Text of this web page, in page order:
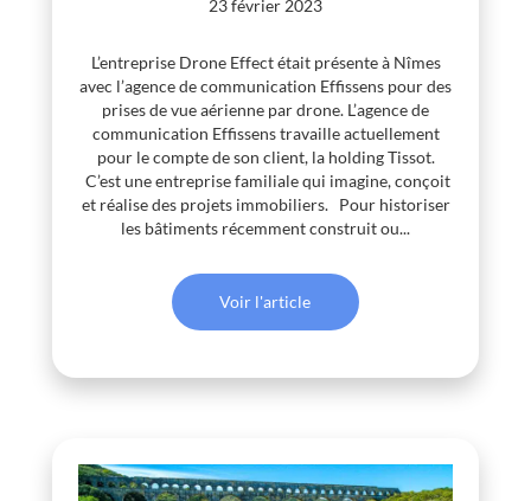
23 février 2023
L’entreprise Drone Effect était présente à Nîmes
avec l’agence de communication Effissens pour des
prises de vue aérienne par drone. L’agence de
communication Effissens travaille actuellement
pour le compte de son client, la holding Tissot.
C’est une entreprise familiale qui imagine, conçoit
et réalise des projets immobiliers. Pour historiser
les bâtiments récemment construit ou...
Voir l'article